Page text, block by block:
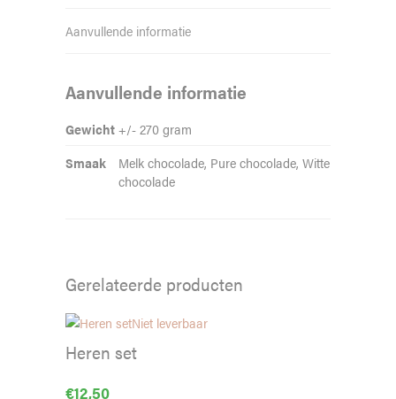
Aanvullende informatie
Aanvullende informatie
Gewicht+/- 270 gram
Smaak
Melk chocolade, Pure chocolade, Witte
chocolade
Gerelateerde producten
Niet leverbaar
Heren set
€12,50